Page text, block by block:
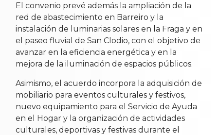
El convenio prevé además la ampliación de la
red de abastecimiento en Barreiro y la
instalación de luminarias solares en la Fraga y en
el paseo fluvial de San Clodio, con el objetivo de
avanzar en la eficiencia energética y en la
mejora de la iluminación de espacios públicos.
Asimismo, el acuerdo incorpora la adquisición de
mobiliario para eventos culturales y festivos,
nuevo equipamiento para el Servicio de Ayuda
en el Hogar y la organización de actividades
culturales, deportivas y festivas durante el